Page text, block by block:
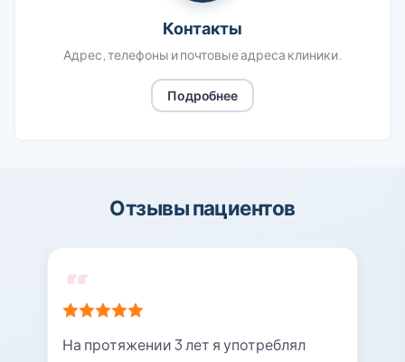
Контакты
Адрес, телефоны и почтовые адреса клиники.
Подробнее
Отзывы пациентов
На протяжении 3 лет я употреблял